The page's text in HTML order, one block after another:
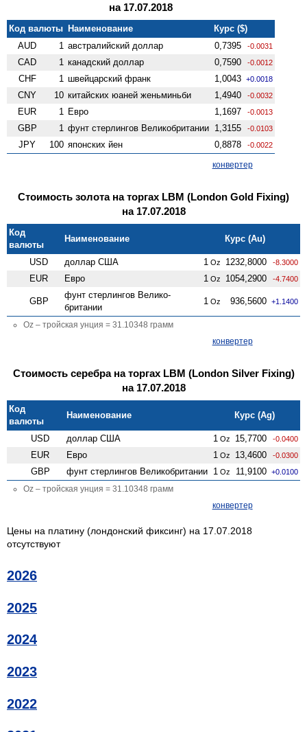
на 17.07.2018
Код валюты Наименование
Курс ($)
AUD
1 австралийский доллар 0,7395 -0.0031
CAD 1 канадский доллар 0,7590 -0.0012
CHF 1 швейцарский франк 1,0043 +0.0018
CNY 10 китайских юаней женьминьби 1,4940 -0.0032
EUR 1 Евро 1,1697 -0.0013
GBP 1 фунт стерлингов Велико­британии 1,3155 -0.0103
JPY 100 японских йен 0,8878 -0.0022
конвертер
Стоимость золота на торгах LBM (London Gold Fixing)
на 17.07.2018
Код
валюты
Наименование Курс (Au)
USD доллар США 1 Oz 1232,8000 -8.3000
EUR Евро 1 Oz 1054,2900 -4.7400
GBP
фунт стерлингов Велико­
британии
1 Oz 936,5600 +1.1400
Oz – тройская унция = 31.10348 грамм
конвертер
Стоимость серебра на торгах LBM (London Silver Fixing)
на 17.07.2018
Код
валюты
Наименование Курс (Ag)
USD доллар США 1 Oz 15,7700 -0.0400
EUR Евро 1 Oz 13,4600 -0.0300
GBP фунт стерлингов Велико­британии 1 Oz 11,9100 +0.0100
Oz – тройская унция = 31.10348 грамм
конвертер
Цены на платину (лондонский фиксинг) на 17.07.2018
отсутствуют
2026
2025
2024
2023
2022